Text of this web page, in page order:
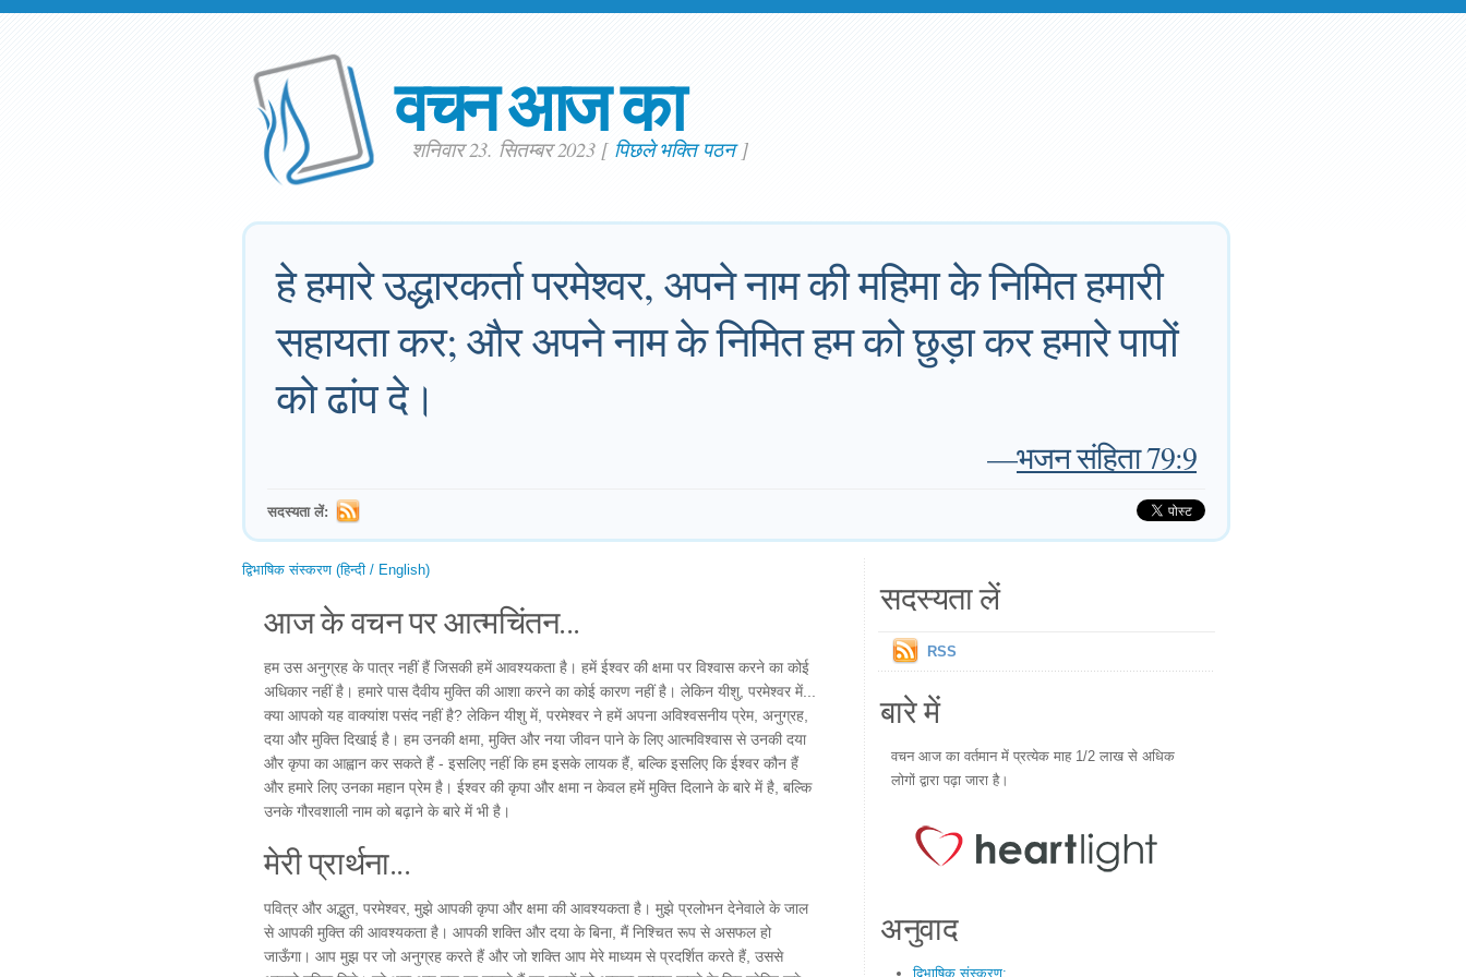
वचन आज का
शनिवार 23. सितम्बर 2023 [ पिछले भक्ति पठन]
हे हमारे उद्धारकर्ता परमेश्वर, अपने नाम की महिमा के निमित हमारी
सहायता कर; और अपने नाम के निमित हम को छुड़ा कर हमारे पापों
को ढांप दे।
—भजन संहिता 79:9
सदस्यता लें:
द्विभाषिक संस्करण (हिन्दी / English)
आज के वचन पर आत्मचिंतन...
हम उस अनुग्रह के पात्र नहीं हैं जिसकी हमें आवश्यकता है। हमें ईश्वर की क्षमा पर विश्वास करने का कोई
अधिकार नहीं है। हमारे पास दैवीय मुक्ति की आशा करने का कोई कारण नहीं है। लेकिन यीशु, परमेश्वर में...
क्या आपको यह वाक्यांश पसंद नहीं है? लेकिन यीशु में, परमेश्वर ने हमें अपना अविश्वसनीय प्रेम, अनुग्रह,
दया और मुक्ति दिखाई है। हम उनकी क्षमा, मुक्ति और नया जीवन पाने के लिए आत्मविश्वास से उनकी दया
और कृपा का आह्वान कर सकते हैं - इसलिए नहीं कि हम इसके लायक हैं, बल्कि इसलिए कि ईश्वर कौन हैं
और हमारे लिए उनका महान प्रेम है। ईश्वर की कृपा और क्षमा न केवल हमें मुक्ति दिलाने के बारे में है, बल्कि
उनके गौरवशाली नाम को बढ़ाने के बारे में भी है।
मेरी प्रार्थना...
पवित्र और अद्भुत, परमेश्वर, मुझे आपकी कृपा और क्षमा की आवश्यकता है। मुझे प्रलोभन देनेवाले के जाल
से आपकी मुक्ति की आवश्यकता है। आपकी शक्ति और दया के बिना, मैं निश्चित रूप से असफल हो
जाऊँगा। आप मुझ पर जो अनुग्रह करते हैं और जो शक्ति आप मेरे माध्यम से प्रदर्शित करते हैं, उससे
सदस्यता लें
RSS
बारे में
वचन आज का वर्तमान में प्रत्येक माह 1/2 लाख से अधिक
लोगों द्वारा पढ़ा जारा है।
अनुवाद
द्विभाषिक संस्करण: